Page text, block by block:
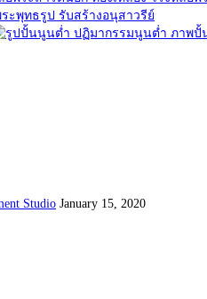
Studio January 15, 2020